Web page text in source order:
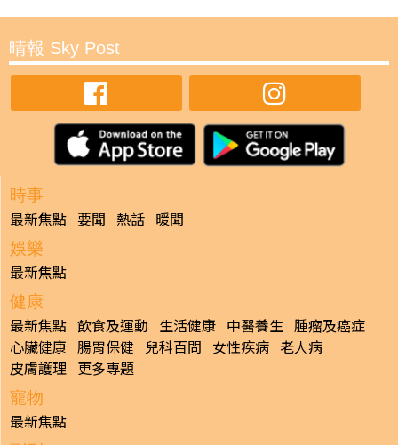
晴報 Sky Post
時事
最新焦點 要聞 熱話 暖聞
娛樂
最新焦點
健康
最新焦點 飲食及運動 生活健康 中醫養生 腫瘤及癌症
心臟健康 腸胃保健 兒科百問 女性疾病 老人病
皮膚護理 更多專題
寵物
最新焦點